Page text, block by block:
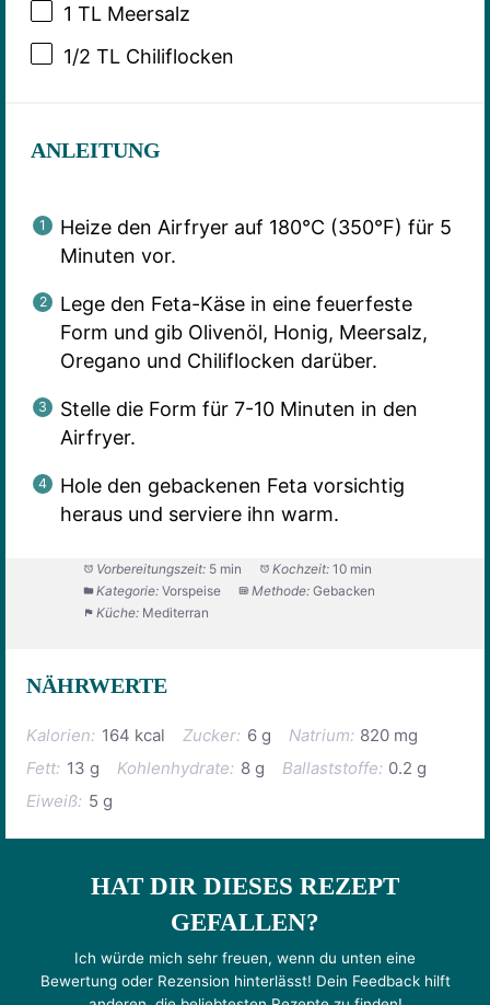
1 TL Meersalz
1/2 TL Chiliflocken
ANLEITUNG
Heize den Airfryer auf 180°C (350°F) für 5
Minuten vor.
Lege den Feta-Käse in eine feuerfeste
Form und gib Olivenöl, Honig, Meersalz,
Oregano und Chiliflocken darüber.
Stelle die Form für 7-10 Minuten in den
Airfryer.
Hole den gebackenen Feta vorsichtig
heraus und serviere ihn warm.
Vorbereitungszeit: 5 min Kochzeit: 10 min
Kategorie: Vorspeise Methode: Gebacken
Küche: Mediterran
NÄHRWERTE
Kalorien: 164 kcal Zucker: 6 g Natrium: 820 mg
Fett: 13 g Kohlenhydrate: 8 g Ballaststoffe: 0.2 g
Eiweiß: 5 g
HAT DIR DIESES REZEPT
GEFALLEN?
Ich würde mich sehr freuen, wenn du unten eine
Bewertung oder Rezension hinterlässt! Dein Feedback hilft